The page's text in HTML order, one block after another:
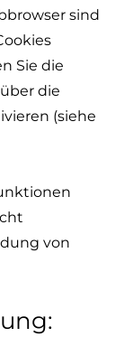
sind
Sie die
die
(siehe
von